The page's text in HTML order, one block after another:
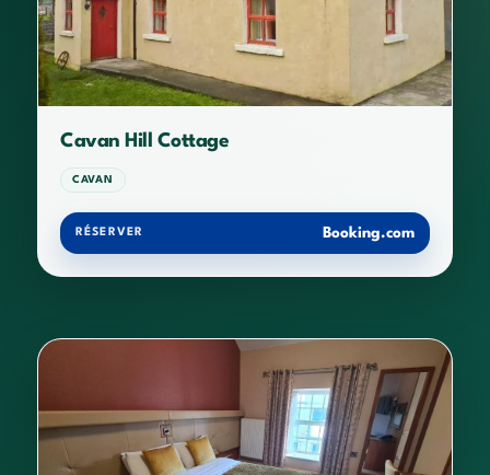
Cavan Hill Cottage
CAVAN
RÉSERVER Booking.com